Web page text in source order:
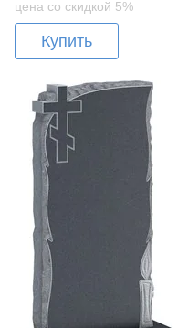
цена со скидкой 5%
Купить